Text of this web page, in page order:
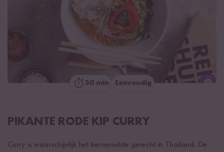
30 min Eenvoudig
PIKANTE RODE KIP CURRY
Curry is waarschijnlijk het beroemdste gerecht in Thailand. De